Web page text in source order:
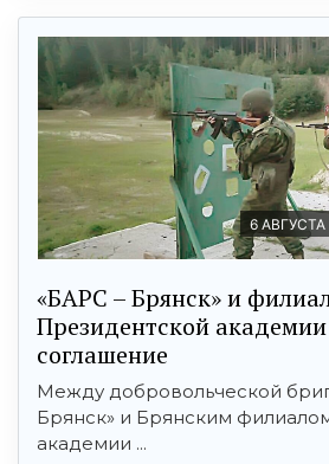
6 АВГУСТА
«БАРС – Брянск» и
Президентской
соглашение
Между добровольческой
Брянск» и Брянским
академии ...